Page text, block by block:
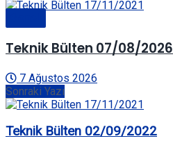
Teknik Bülten 07/08/2026
7 Ağustos 2026
Sonraki Yazı
Teknik Bülten 02/09/2022